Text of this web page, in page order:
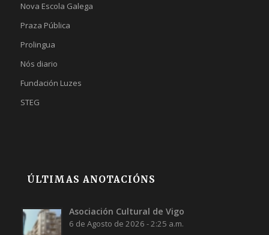
Nova Escola Galega
Praza Pública
Prolingua
Nós diario
Fundación Luzes
STEG
ÚLTIMAS ANOTACIÓNS
Asociación Cultural de Vigo
6 de Agosto de 2026 - 2:25 a.m.